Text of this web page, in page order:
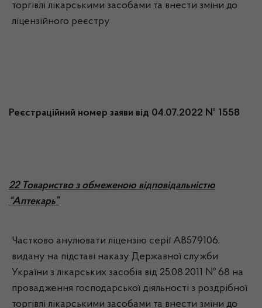
торгівлі лікарськими засобами та внести зміни до
ліцензійного реєстру
Реєстраційний номер заяви від 04.07.2022 № 1558
22 Товариство з обмеженою відповідальністю
“Аптекарь”
Частково анулювати ліцензію серії АВ579106,
видану на підставі наказу Державної служби
України з лікарських засобів від 25.08.2011 № 68 на
провадження господарської діяльності з роздрібної
торгівлі лікарськими засобами та внести зміни до